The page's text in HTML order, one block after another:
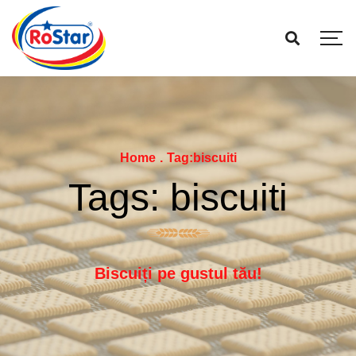
Home . Tag: biscuiti
Tags: biscuiti
Biscuiți pe gustul tău!